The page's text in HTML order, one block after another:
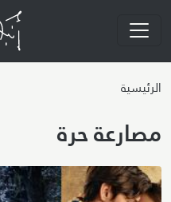
الرئيسية
مصارعة حرة